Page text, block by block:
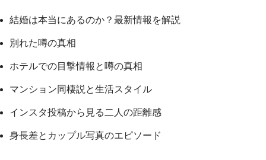
結婚は本当にあるのか？最新情報を解説
別れた噂の真相
ホテルでの目撃情報と噂の真相
マンション同棲説と生活スタイル
インスタ投稿から見る二人の距離感
身長差とカップル写真のエピソード